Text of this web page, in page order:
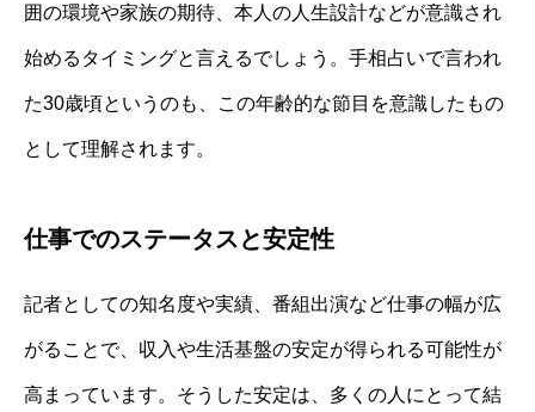
囲の環境や家族の期待、本人の人生設計などが意識され
始めるタイミングと言えるでしょう。手相占いで言われ
た30歳頃というのも、この年齢的な節目を意識したもの
として理解されます。
仕事でのステータスと安定性
記者としての知名度や実績、番組出演など仕事の幅が広
がることで、収入や生活基盤の安定が得られる可能性が
高まっています。そうした安定は、多くの人にとって結